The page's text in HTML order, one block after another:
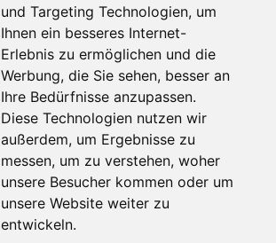
und Targeting Technologien, um
Ihnen ein besseres Internet-
Erlebnis zu ermöglichen und die
Werbung, die Sie sehen, besser an
Ihre Bedürfnisse anzupassen.
Diese Technologien nutzen wir
außerdem, um Ergebnisse zu
messen, um zu verstehen, woher
unsere Besucher kommen oder um
unsere Website weiter zu
entwickeln.